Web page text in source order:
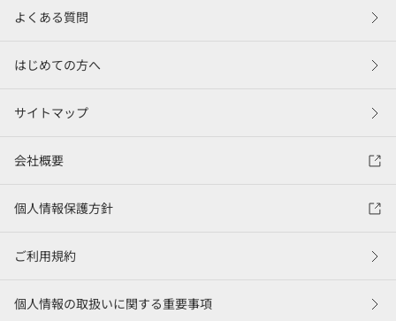
よくある質問
はじめての方へ
サイトマップ
会社概要
個人情報保護方針
ご利用規約
個人情報の取扱いに関する重要事項